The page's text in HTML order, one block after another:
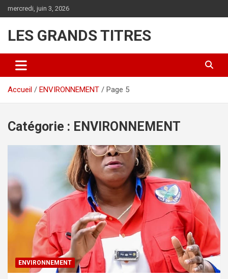
au
mercredi, juin 3, 2026
LES GRANDS TITRES
Accueil ENVIRONNEMENT Page 5
Catégorie : ENVIRONNEMENT
ENVIRONNEMENT